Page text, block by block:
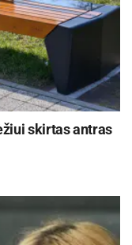
skirtas antras